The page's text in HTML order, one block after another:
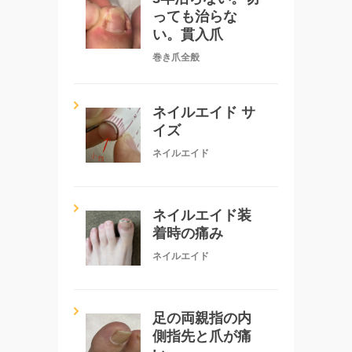
っても治らな
い。貫入爪
巻き爪全般
ネイルエイド サ
イズ
ネイルエイド
ネイルエイド装
着時の痛み
ネイルエイド
足の両親指の内
側指先と爪が痛